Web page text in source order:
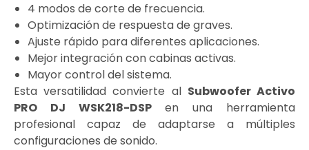
4 modos de corte de frecuencia.
Optimización de respuesta de graves.
Ajuste rápido para diferentes aplicaciones.
Mejor integración con cabinas activas.
Mayor control del sistema.
Esta versatilidad convierte al Subwoofer Activo
PRO DJ WSK218-DSPen una herramienta
profesional capaz de adaptarse a múltiples
configuraciones de sonido.